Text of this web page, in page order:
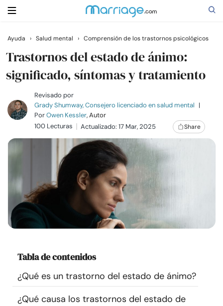
Buscar
Casarse
Relaciones
Ayuda
Cursos
Comunidad
Encuentra un terapeuta
Ayuda › Salud mental › Comprensión de los trastornos psicológicos
Trastornos del estado de ánimo:
significado, síntomas y tratamiento
Revisado por
Grady Shumway, Consejero licenciado en salud mental |
PorOwen Kessler, Autor
100 Lecturas
Actualizado: 17 Mar, 2025 Share
Tabla de contenidos
¿Qué es un trastorno del estado de ánimo?
¿Qué causa los trastornos del estado de